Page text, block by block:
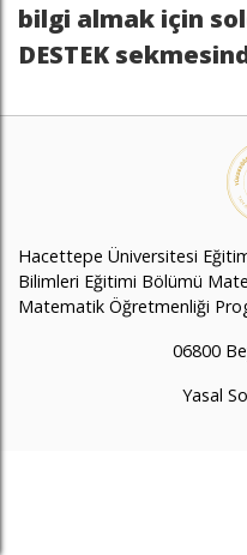
bilgi almak için
DESTEK
Hacettepe Üniversitesi
Bilimleri Eğitimi Bölümü
Matematik Öğretmenliği
06800
Yasal